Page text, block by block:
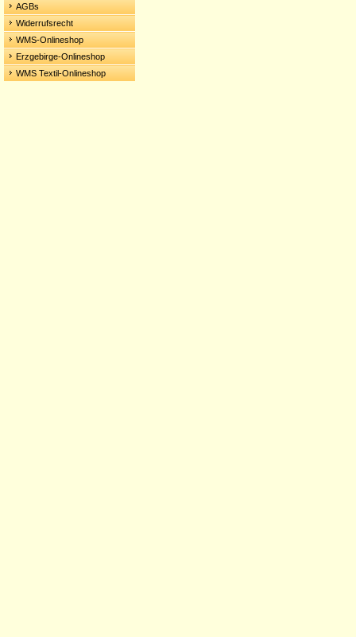
AGBs
Widerrufsrecht
WMS-Onlineshop
Erzgebirge-Onlineshop
WMS Textil-Onlineshop